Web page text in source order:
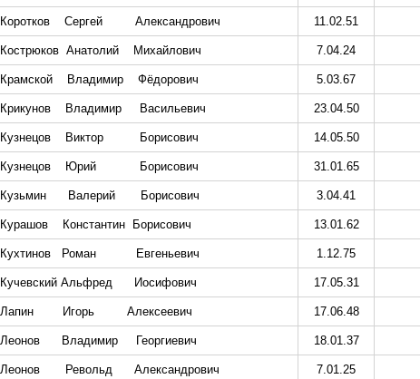
Коротков Сергей Александрович 11.02.51
Кострюков Анатолий Михайлович 7.04.24
Крамской Владимир Фёдорович 5.03.67
Крикунов Владимир Васильевич 23.04.50
Кузнецов Виктор Борисович 14.05.50
Кузнецов Юрий Борисович 31.01.65
Кузьмин Валерий Борисович 3.04.41
Курашов Константин Борисович 13.01.62
Кухтинов Роман Евгеньевич 1.12.75
Кучевский Альфред Иосифович 17.05.31
Лапин Игорь Алексеевич 17.06.48
Леонов Владимир Георгиевич 18.01.37
Леонов Револьд Александрович 7.01.25